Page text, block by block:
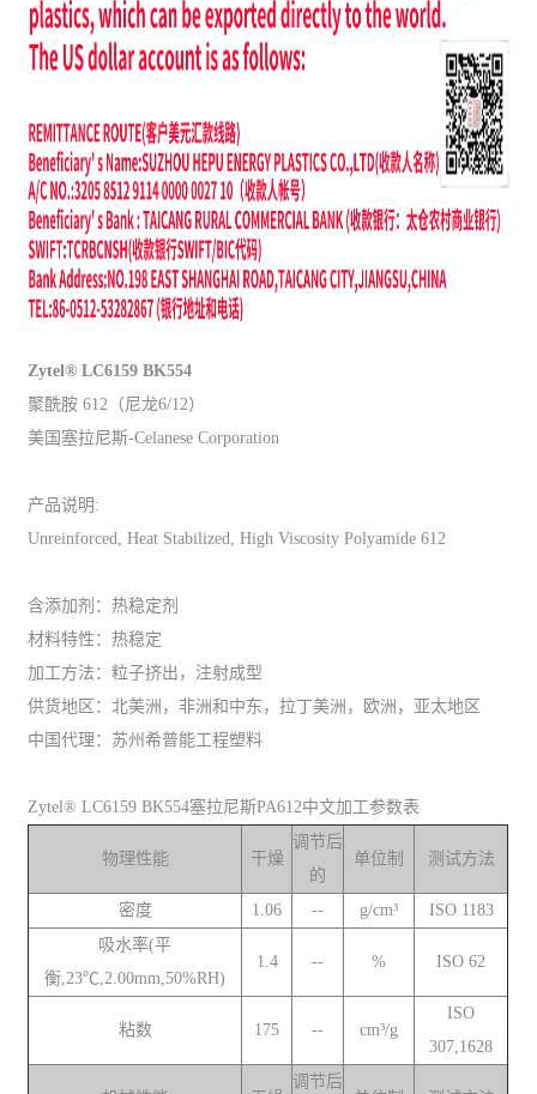
Zytel® LC6159 BK554
聚酰胺 612（尼龙6/12）
美国塞拉尼斯-Celanese Corporation
产品说明:
Unreinforced, Heat Stabilized, High Viscosity Polyamide 612
含添加剂：热稳定剂
材料特性：热稳定
加工方法：粒子挤出，注射成型
供货地区：北美洲，非洲和中东，拉丁美洲，欧洲，亚太地区
中国代理：苏州希普能工程塑料
Zytel® LC6159 BK554塞拉尼斯PA612中文加工参数表
物理性能 干燥
调节后
的
单位制 测试方法
密度 1.06 -- g/cm³
ISO 1183
吸水率(平
衡,23℃,2.00mm,50%RH)
1.4 -- % ISO 62
粘数 175 -- cm³/g
ISO
307,1628
调节后